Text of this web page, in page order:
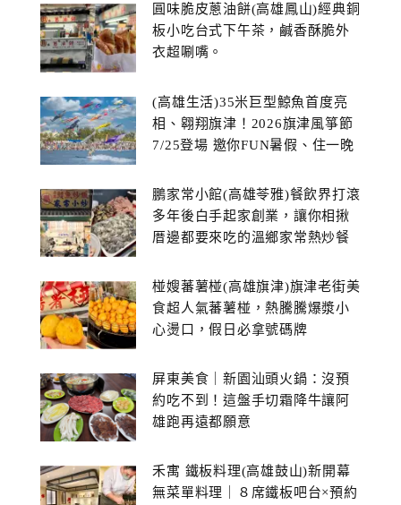
圓味脆皮蔥油餅(高雄鳳山)經典銅
板小吃台式下午茶，鹹香酥脆外
衣超唰嘴。
(高雄生活)35米巨型鯨魚首度亮
相、翱翔旗津！2026旗津風箏節
7/25登場 邀你FUN暑假、住一晚
鵬家常小館(高雄苓雅)餐飲界打滾
多年後白手起家創業，讓你相揪
厝邊都要來吃的溫鄉家常熱炒餐
椪嫂蕃薯椪(高雄旗津)旗津老街美
食超人氣蕃薯椪，熱騰騰爆漿小
心燙口，假日必拿號碼牌
屏東美食｜新園汕頭火鍋：沒預
約吃不到！這盤手切霜降牛讓阿
雄跑再遠都願意
禾寓 鐵板料理(高雄鼓山)新開幕
無菜單料理｜８席鐵板吧台×預約